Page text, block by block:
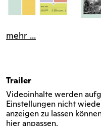
mehr ...
Trailer
Videoinhalte werden
Einstellungen nicht
anzeigen zu lassen
hieranpassen.